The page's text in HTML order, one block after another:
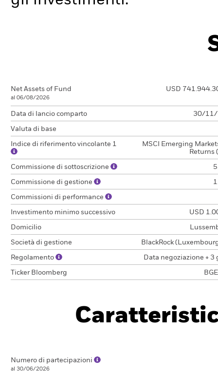
Net Assets of Fund
al 06/08/2026
USD
Data di lancio comparto 30/11/
Valuta di base
Indice di riferimento vincolante 1
MSCI Emerging
Returns
Commissione di sottoscrizione
Commissione di gestione
Commissioni di performance
Investimento minimo successivo USD
Domicilio
Società di gestione BlackRock
Regolamento Data negoziazione + 3
Ticker Bloomberg
Numero di partecipazioni
al 30/06/2026